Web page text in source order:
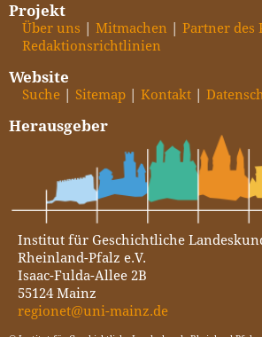
Projekt
Über uns Mitmachen
Partner des
Redaktionsrichtlinien
Website
Suche Sitemap Kontakt
Herausgeber
Institut für Geschichtliche
Rheinland-Pfalz e.V.
Isaac-Fulda-Allee 2B
55124 Mainz
regionet@uni-mainz.de